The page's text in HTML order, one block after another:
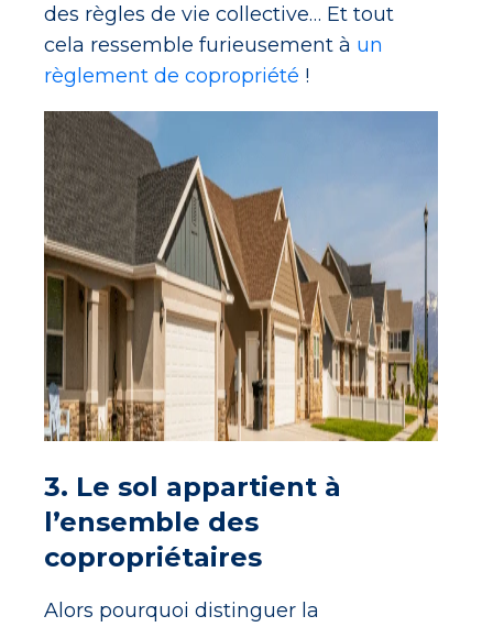
des règles de vie collective… Et tout
cela ressemble furieusement à un
règlement de copropriété !
3. Le sol appartient à
l’ensemble des
copropriétaires
Alors pourquoi distinguer la